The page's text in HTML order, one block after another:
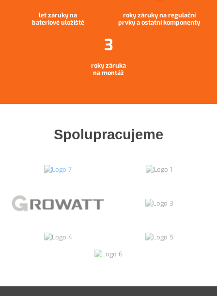
let záruky na
bateriové uložiště
roky záruky na regulační
prvky a ostatní komponenty
roky záruka
na montáž
Spolupracujeme